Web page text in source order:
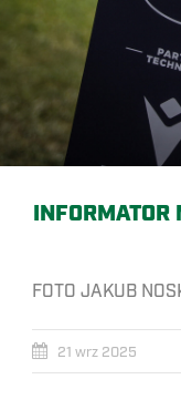
FOTO JAKUB
21 wrz 2025